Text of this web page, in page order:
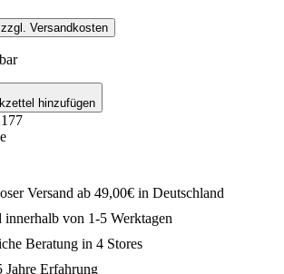
Versandkosten
hinzufügen
Versand ab 49,00€ in Deutschland
innerhalb von 1-5 Werktagen
Beratung in 4 Stores
Jahre Erfahrung